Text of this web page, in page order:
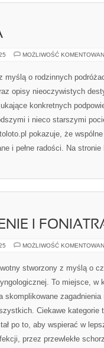
MOŻLIWOŚĆ
myślą o rodzinnych
opisy nieoczywistych
konkretnych
i nieco starszymi
pokazuje, że
i pełne radości. Na
I
MOŻLIWOŚĆ
stworzony z myślą o
To miejsce, w
zagadnienia
Ciekawe kategorie
po to, aby wspierać w
przez przewlekłe